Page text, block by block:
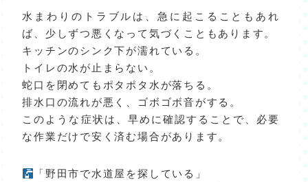
水まわりのトラブルは、急に起こることもあれ
ば、少しずつ悪くなって気づくこともあります。
キッチンのシンク下が濡れている。
トイレの水が止まらない。
蛇口を閉めてもポタポタ水が落ちる。
排水口の流れが悪く、ゴボゴボ音がする。
このような症状は、早めに確認することで、必要
な作業だけで安く済む場合があります。
「野田市で水道屋を探している」